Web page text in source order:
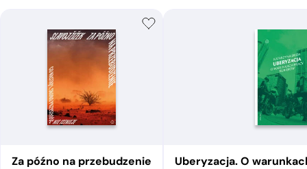
Za późno na przebudzenie Uberyzacja. O